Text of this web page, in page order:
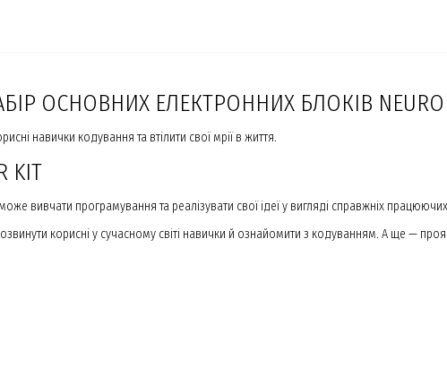
ОСНОВНИХ ЕЛЕКТРОННИХ БЛОКІВ
навички кодування та втілити свої мрії в життя.
KIT
вивчати програмування та реалізувати свої ідеї у вигляді справжніх працюючих
корисні у сучасному світі навички й ознайомити з кодуванням. А ще —